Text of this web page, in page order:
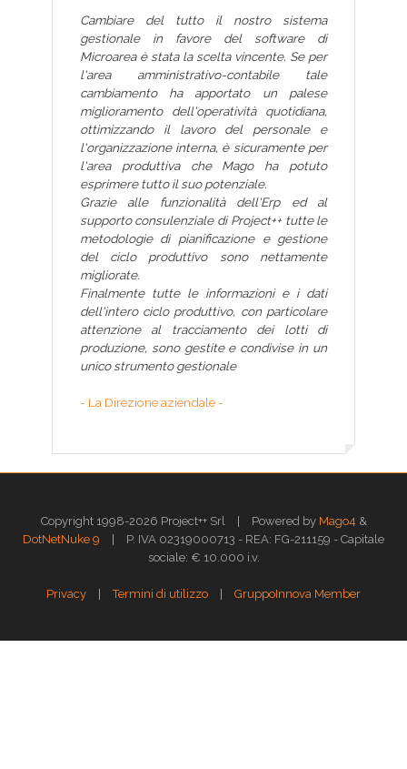
Cambiare del tutto il nostro sistema
gestionale in favore del software di
Microarea è stata la scelta vincente. Se per
l'area amministrativo-contabile tale
cambiamento ha apportato un palese
miglioramento dell'operatività quotidiana,
ottimizzando il lavoro del personale e
l'organizzazione interna, è sicuramente per
l'area produttiva che Mago ha potuto
esprimere tutto il suo potenziale.
Grazie alle funzionalità dell'Erp ed al
supporto consulenziale di Project++ tutte le
metodologie di pianificazione e gestione
del ciclo produttivo sono nettamente
migliorate.
Finalmente tutte le informazioni e i dati
dell'intero ciclo produttivo, con particolare
attenzione al tracciamento dei lotti di
produzione, sono gestite e condivise in un
unico strumento gestionale
- La Direzione aziendale -
Copyright 1998-2026 Project++ Srl | Powered by Mago4 &
DotNetNuke 9
|
P. IVA 02319000713 - REA: FG-211159 - Capitale
sociale: € 10.000 i.v.
Privacy | Termini di utilizzo | GruppoInnova Member